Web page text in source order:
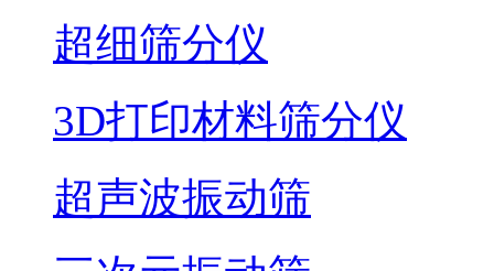
超细筛分仪
3D打印材料筛分仪
超声波振动筛